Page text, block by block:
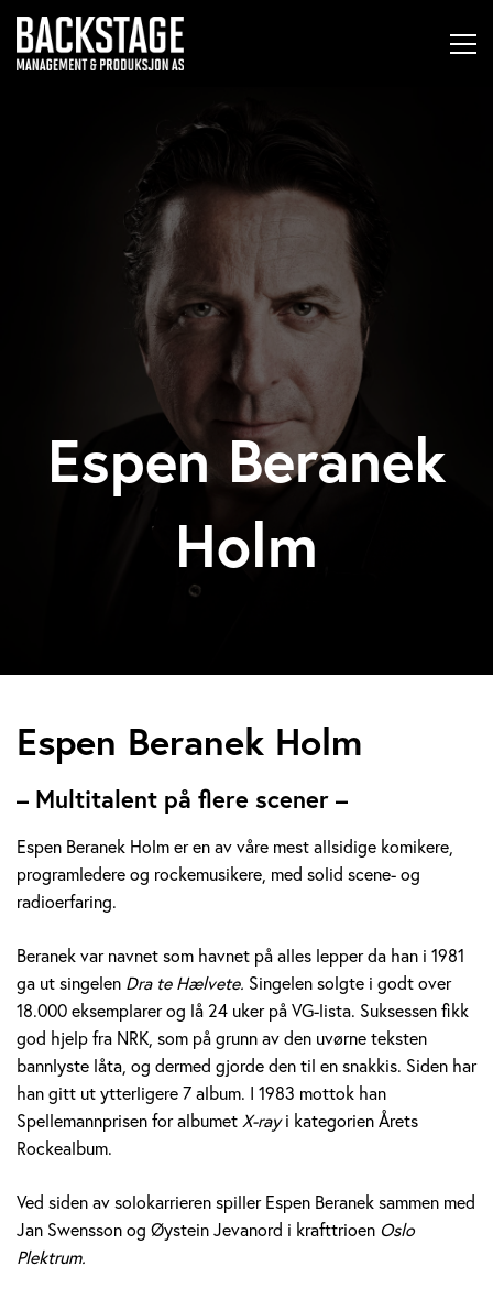
Espen Beranek
Holm
E
p
e
n
B
e
r
a
n
e
k
Espen Beranek Holm
– Multitalent på flere scener –
Espen Beranek Holm er en av våre mest allsidige komikere,
programledere og rockemusikere, med solid scene- og
radioerfaring.
Beranek var navnet som havnet på alles lepper da han i 1981
ga ut singelen Dra te Hælvete. Singelen solgte i godt over
18.000 eksemplarer og lå 24 uker på VG-lista. Suksessen fikk
god hjelp fra NRK, som på grunn av den uvørne teksten
bannlyste låta, og dermed gjorde den til en snakkis. Siden har
han gitt ut ytterligere 7 album. I 1983 mottok han
Spellemannprisen for albumet X-rayi kategorien Årets
Rockealbum.
Ved siden av solokarrieren spiller Espen Beranek sammen med
Jan Swensson og Øystein Jevanord i krafttrioen Oslo
Plektrum.